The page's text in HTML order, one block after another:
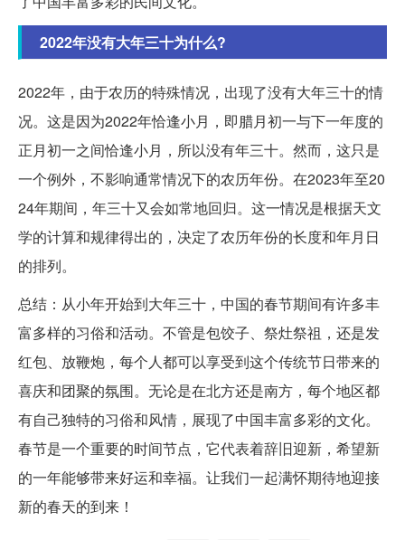
2022年没有大年三十为什么?
2022年，由于农历的特殊情况，出现了没有大年三十的情
况。这是因为2022年恰逢小月，即腊月初一与下一年度的
正月初一之间恰逢小月，所以没有年三十。然而，这只是
一个例外，不影响通常情况下的农历年份。在2023年至20
24年期间，年三十又会如常地回归。这一情况是根据天文
学的计算和规律得出的，决定了农历年份的长度和年月日
的排列。
总结：从小年开始到大年三十，中国的春节期间有许多丰
富多样的习俗和活动。不管是包饺子、祭灶祭祖，还是发
红包、放鞭炮，每个人都可以享受到这个传统节日带来的
喜庆和团聚的氛围。无论是在北方还是南方，每个地区都
有自己独特的习俗和风情，展现了中国丰富多彩的文化。
春节是一个重要的时间节点，它代表着辞旧迎新，希望新
的一年能够带来好运和幸福。让我们一起满怀期待地迎接
新的春天的到来！